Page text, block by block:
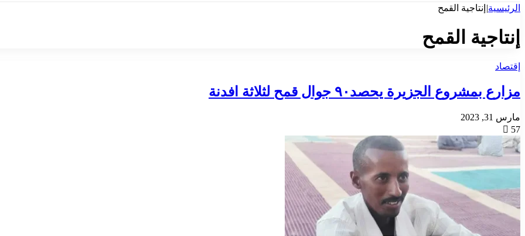
الرئيسية| إنتاجية القمح
إنتاجية القمح
إقتصاد
مزارع بمشروع الجزيرة يحصد٩٠ جوال قمح لثلاثة افدنة
مارس 31, 2023
57